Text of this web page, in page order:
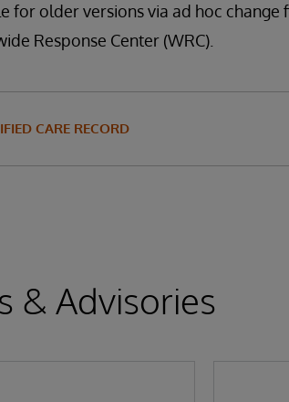
for older versions via ad hoc change
Response Center (WRC).
CARE RECORD
& Advisories